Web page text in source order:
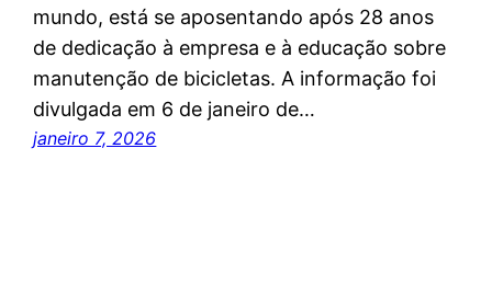
mundo, está se aposentando após 28 anos
de dedicação à empresa e à educação sobre
manutenção de bicicletas. A informação foi
divulgada em 6 de janeiro de…
janeiro 7, 2026